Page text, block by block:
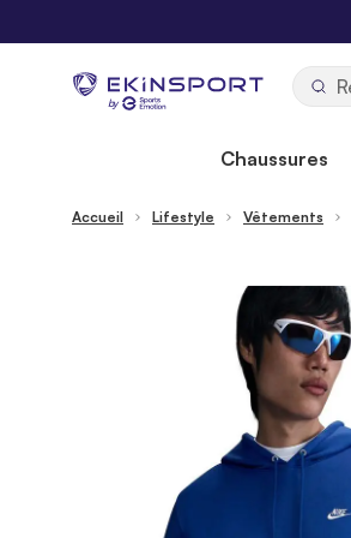
by
Chaussures
Accueil Lifestyle Vêtements